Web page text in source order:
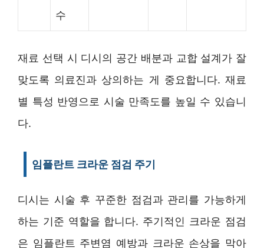
수
재료 선택 시 디시의 공간 배분과 교합 설계가 잘
맞도록 의료진과 상의하는 게 중요합니다. 재료
별 특성 반영으로 시술 만족도를 높일 수 있습니
다.
임플란트 크라운 점검 주기
디시는 시술 후 꾸준한 점검과 관리를 가능하게
하는 기준 역할을 합니다. 주기적인 크라운 점검
은 임플란트 주변염 예방과 크라운 손상을 막아